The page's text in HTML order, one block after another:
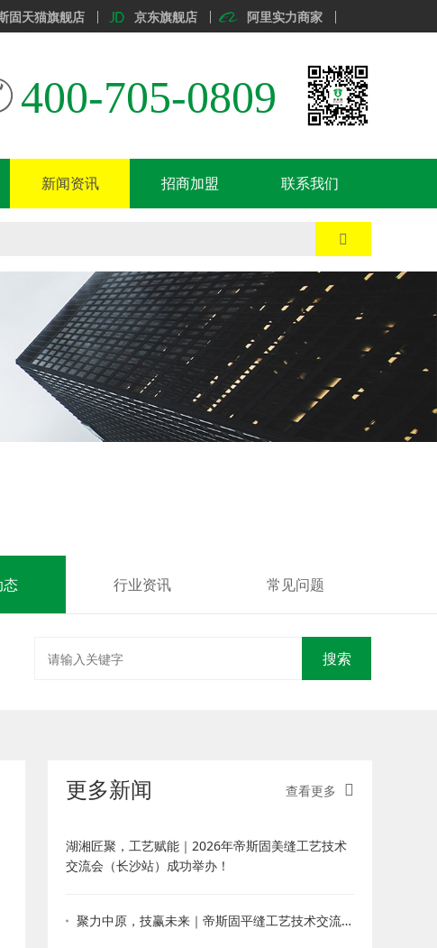
固天猫旗舰店 京东旗舰店 阿里实力商家
400-705-0809
新闻资讯 招商加盟 联系我们
态 行业资讯 常见问题
搜索
更多新闻 查看更多
湖湘匠聚，工艺赋能｜2026年帝斯固美缝工艺技术
交流会（长沙站）成功举办！
聚力中原，技赢未来｜帝斯固平缝工艺技术交流会・郑州站圆满收官